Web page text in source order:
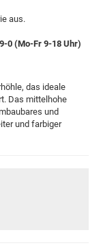
aus.
0 (Mo-Fr 9-18 Uhr)
das ideale
Das mittelhohe
und
und farbiger